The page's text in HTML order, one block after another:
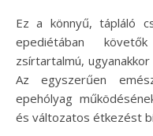
Ez a könnyű, tápláló csirkeragu tökéletes választás az
epediétában
zsírtartalmú,
Az egyszerűen
epehólyag
és változatos étkezést